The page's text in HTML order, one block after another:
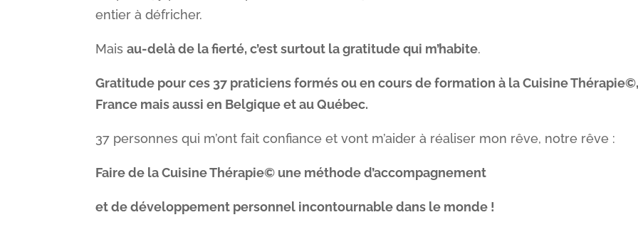
entier à défricher.
Maisau-delà de la fierté, c’est surtout la gratitude qui m’habite.
Gratitude pour ces 37 praticiens formés ou en cours de formation à la Cuisine
France mais aussi en Belgique et au Québec.
37 personnes qui m’ont fait confiance et vont m’aider à réaliser mon rêve, notre rêve :
Faire de la Cuisine Thérapie© une méthode d’accompagnement
et de développement personnel incontournable dans le monde !